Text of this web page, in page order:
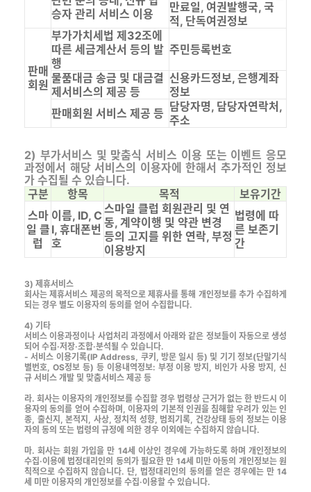
승자 관리 서비스 이용
만료일, 여권발행국, 국
적, 단독여권정보
판매
회원
부가가치세법 제32조에
따른 세금계산서 등의 발
행
주민등록번호
물품대금 송금 및 대금결
제서비스의 제공 등
신용카드정보, 은행계좌
정보
판매회원 서비스 제공 등 담당자명, 담당자연락처,
주소
2) 부가서비스 및 맞춤식 서비스 이용 또는 이벤트 응모
과정에서 해당 서비스의 이용자에 한해서 추가적인 정보
가 수집될 수 있습니다.
구분
항목 목적
보유기간
스마
일 클
럽
이름, ID, C
I, 휴대폰번
호
스마일 클럽 회원관리 및 연
동, 계약이행 및 약관 변경
등의 고지를 위한 연락, 부정
이용방지
법령에 따
른 보존기
간
3) 제휴서비스
회사는 제휴서비스 제공의 목적으로 제휴사를 통해 개인정보를 추가 수집하게
되는 경우 별도 이용자의 동의를 얻어 수집합니다.
4) 기타
서비스 이용과정이나 사업처리 과정에서 아래와 같은 정보들이 자동으로 생성
되어 수집·저장·조합·분석될 수 있습니다.
- 서비스 이용기록(IP Address, 쿠키, 방문 일시 등) 및 기기 정보(단말기식
별번호, OS정보 등) 등 이용내역정보: 부정 이용 방지, 비인가 사용 방지, 신
규 서비스 개발 및 맞춤서비스 제공 등
라. 회사는 이용자의 개인정보를 수집할 경우 법령상 근거가 없는 한 반드시 이
용자의 동의를 얻어 수집하며, 이용자의 기본적 인권을 침해할 우려가 있는 인
종, 출신지, 본적지, 사상, 정치적 성향, 범죄기록, 건강상태 등의 정보는 이용
자의 동의 또는 법령의 규정에 의한 경우 이외에는 수집하지 않습니다.
마. 회사는 회원 가입을 만 14세 이상인 경우에 가능하도록 하며 개인정보의
수집·이용에 법정대리인의 동의가 필요한 만 14세 미만 아동의 개인정보는 원
칙적으로 수집하지 않습니다. 단, 법정대리인의 동의를 얻은 경우에는 만 14
세 미만 이용자의 개인정보를 수집·이용할 수 있습니다.